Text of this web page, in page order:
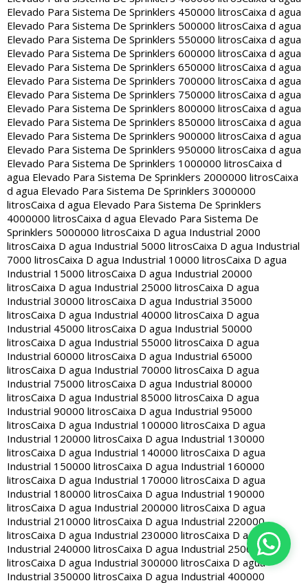
Elevado Para Sistema De Sprinklers 450000 litrosCaixa d agua
Elevado Para Sistema De Sprinklers 500000 litrosCaixa d agua
Elevado Para Sistema De Sprinklers 550000 litrosCaixa d agua
Elevado Para Sistema De Sprinklers 600000 litrosCaixa d agua
Elevado Para Sistema De Sprinklers 650000 litrosCaixa d agua
Elevado Para Sistema De Sprinklers 700000 litrosCaixa d agua
Elevado Para Sistema De Sprinklers 750000 litrosCaixa d agua
Elevado Para Sistema De Sprinklers 800000 litrosCaixa d agua
Elevado Para Sistema De Sprinklers 850000 litrosCaixa d agua
Elevado Para Sistema De Sprinklers 900000 litrosCaixa d agua
Elevado Para Sistema De Sprinklers 950000 litrosCaixa d agua
Elevado Para Sistema De Sprinklers 1000000 litrosCaixa d
agua Elevado Para Sistema De Sprinklers 2000000 litrosCaixa
d agua Elevado Para Sistema De Sprinklers 3000000
litrosCaixa d agua Elevado Para Sistema De Sprinklers
4000000 litrosCaixa d agua Elevado Para Sistema De
Sprinklers 5000000 litrosCaixa D agua Industrial 2000
litrosCaixa D agua Industrial 5000 litrosCaixa D agua Industrial
7000 litrosCaixa D agua Industrial 10000 litrosCaixa D agua
Industrial 15000 litrosCaixa D agua Industrial 20000
litrosCaixa D agua Industrial 25000 litrosCaixa D agua
Industrial 30000 litrosCaixa D agua Industrial 35000
litrosCaixa D agua Industrial 40000 litrosCaixa D agua
Industrial 45000 litrosCaixa D agua Industrial 50000
litrosCaixa D agua Industrial 55000 litrosCaixa D agua
Industrial 60000 litrosCaixa D agua Industrial 65000
litrosCaixa D agua Industrial 70000 litrosCaixa D agua
Industrial 75000 litrosCaixa D agua Industrial 80000
litrosCaixa D agua Industrial 85000 litrosCaixa D agua
Industrial 90000 litrosCaixa D agua Industrial 95000
litrosCaixa D agua Industrial 100000 litrosCaixa D agua
Industrial 120000 litrosCaixa D agua Industrial 130000
litrosCaixa D agua Industrial 140000 litrosCaixa D agua
Industrial 150000 litrosCaixa D agua Industrial 160000
litrosCaixa D agua Industrial 170000 litrosCaixa D agua
Industrial 180000 litrosCaixa D agua Industrial 190000
litrosCaixa D agua Industrial 200000 litrosCaixa D agua
Industrial 210000 litrosCaixa D agua Industrial 220000
litrosCaixa D agua Industrial 230000 litrosCaixa D agua
Industrial 240000 litrosCaixa D agua Industrial 250000
litrosCaixa D agua Industrial 300000 litrosCaixa D agua
Industrial 350000 litrosCaixa D agua Industrial 400000